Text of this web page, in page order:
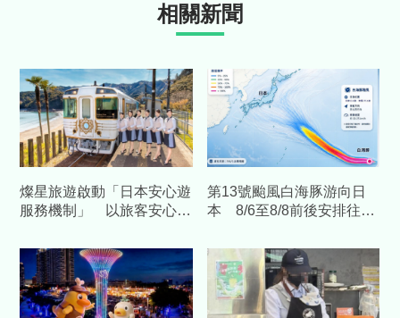
相關新聞
燦星旅遊啟動「日本安心遊
服務機制」 以旅客安心為
第13號颱風白海豚游向日
本 8/6至8/8前後安排往日